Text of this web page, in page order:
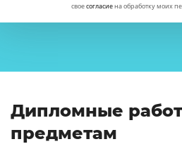
своесогласиена обработку моих
Дипломные
предметам